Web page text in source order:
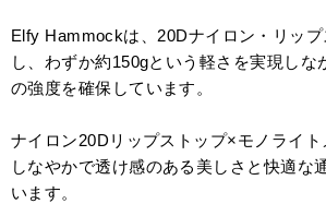
Elfy Hammockは、20Dナイロン・リッ
し、わずか約150gという軽さを実現しな
の強度を確保しています。
ナイロン20Dリップストップ×モノライト
しなやかで透け感のある美しさと快適な
います。